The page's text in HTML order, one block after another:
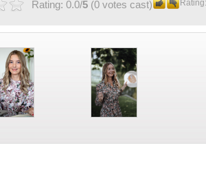
Rating: 0.0/5 (0 votes cast)